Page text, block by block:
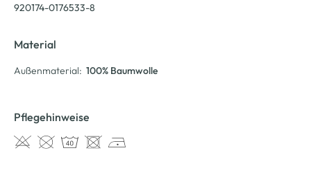
920174-0176533-8
Material
Außenmaterial: 100% Baumwolle
Pflegehinweise